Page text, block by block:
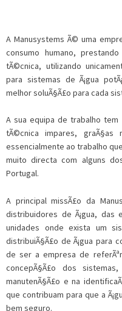
A Manusystems Ã© uma
consumo humano,
tÃ©cnica, utilizando
para sistemas de Ã¡gua
melhor soluÃ§Ã£o para cada
A sua equipa de trabalho tem
tÃ©cnica impares,
essencialmente ao trabalho
muito directa com alguns
Portugal.
A principal missÃ£o da
distribuidores de Ã¡gua,
unidades onde exista um
distribuiÃ§Ã£o de Ã¡gua para
de ser a empresa de
concepÃ§Ã£o dos
manutenÃ§Ã£o e na
que contribuam para que a
bem seguro.